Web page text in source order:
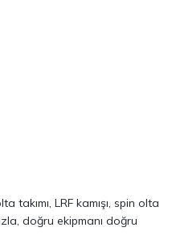
LRF kamışı, spin olta
doğru ekipmanı doğru